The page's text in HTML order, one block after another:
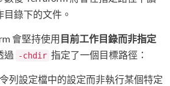
錄下的文件。
會堅持使用 目前工作目錄而非指定
過 -chdir 指定了一個目標路徑：
列設定檔中的設定而非執行某個特定